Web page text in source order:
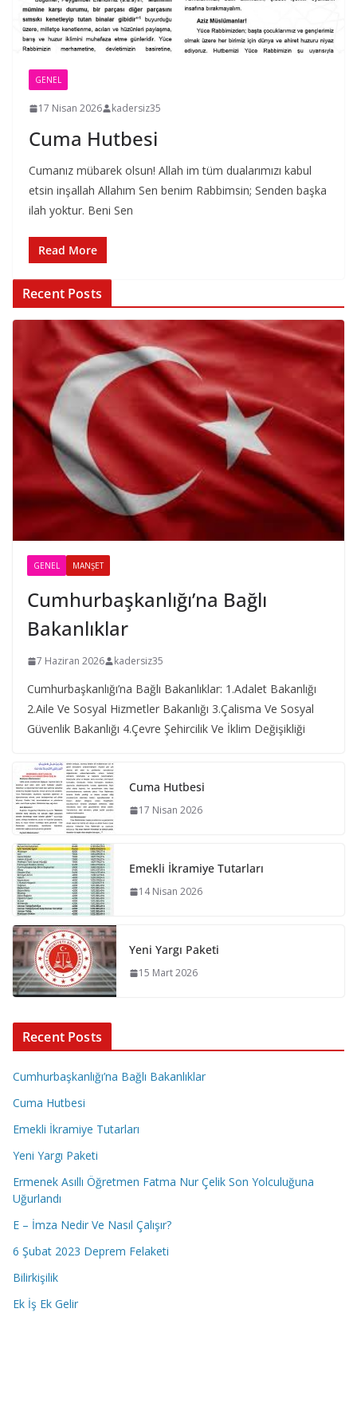
GENEL
17 Nisan 2026 kadersiz35
Cuma Hutbesi
Cumanız mübarek olsun! Allah im tüm dualarımızı kabul
etsin inşallah Allahım Sen benim Rabbimsin; Senden başka
ilah yoktur. Beni Sen
Read More
Recent Posts
GENEL MANŞET
Cumhurbaşkanlığı’na Bağlı
Bakanlıklar
7 Haziran 2026 kadersiz35
Cumhurbaşkanlığı’na Bağlı Bakanlıklar: 1.Adalet Bakanlığı
2.Aile Ve Sosyal Hizmetler Bakanlığı 3.Çalisma Ve Sosyal
Güvenlik Bakanlığı 4.Çevre Şehircilik Ve İklim Değişikliği
Cuma Hutbesi
17 Nisan 2026
Emekli İkramiye Tutarları
14 Nisan 2026
Yeni Yargı Paketi
15 Mart 2026
Recent Posts
Cumhurbaşkanlığı’na Bağlı Bakanlıklar
Cuma Hutbesi
Emekli İkramiye Tutarları
Yeni Yargı Paketi
Ermenek Asıllı Öğretmen Fatma Nur Çelik Son Yolculuğuna
Uğurlandı
E – İmza Nedir Ve Nasıl Çalışır?
6 Şubat 2023 Deprem Felaketi
Bilirkişilik
Ek İş Ek Gelir